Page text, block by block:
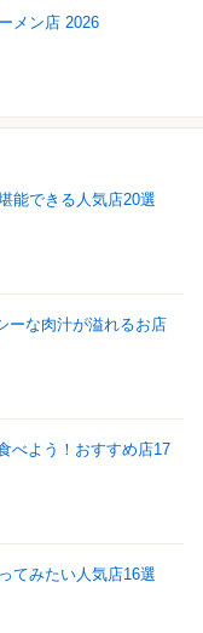
メン店 2026
能できる人気店20選
ーな肉汁が溢れるお店
べよう！おすすめ店17
てみたい人気店16選